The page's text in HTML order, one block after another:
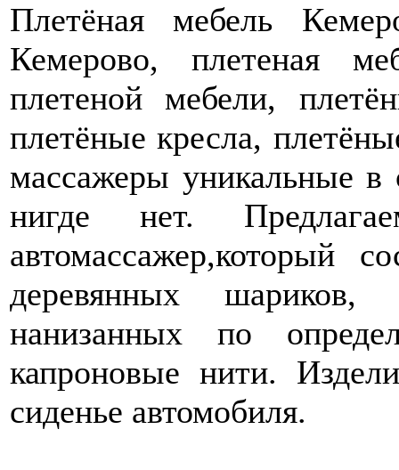
Плетёная мебель
Кемерово, плетеная
плетеной мебели,
плетёные кресла,
массажеры уникальные в
нигде нет.
автомассажер,который
деревянных
нанизанных по
капроновые нити.
сиденье автомобиля.